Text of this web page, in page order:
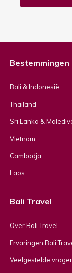
Bestemmingen
Bali & Indonesië
Thailand
Sri Lanka &
Vietnam
Cambodja
Laos
Bali Travel
Over Bali Travel
Ervaringen Bali
Veelgestelde